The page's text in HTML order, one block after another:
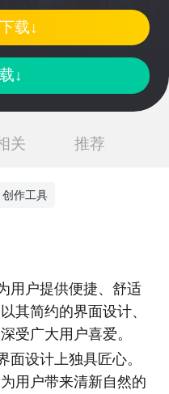
↓
载↓
关 推荐
创作工具
用户提供便捷、舒适
其简约的界面设计、
受广大用户喜爱。
面设计上独具匠心。
用户带来清新自然的